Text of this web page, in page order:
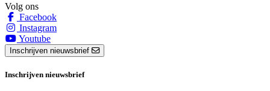
Volg ons
Facebook
Instagram
Youtube
Inschrijven nieuwsbrief
Inschrijven nieuwsbrief